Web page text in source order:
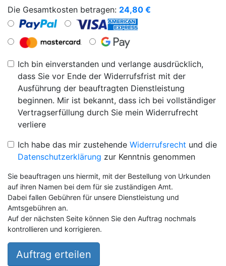
Die Gesamtkosten betragen: 24,80 €
Ich bin einverstanden und verlange ausdrücklich,
dass Sie vor Ende der Widerrufsfrist mit der
Ausführung der beauftragten Dienstleistung
beginnen. Mir ist bekannt, dass ich bei vollständiger
Vertragserfüllung durch Sie mein Widerrufrecht
verliere
Ich habe das mir zustehende Widerrufsrecht und die
Datenschutzerklärung zur Kenntnis genommen
Sie beauftragen uns hiermit, mit der Bestellung von Urkunden
auf ihren Namen bei dem für sie zuständigen Amt.
Dabei fallen Gebühren für unsere Dienstleistung und
Amtsgebühren an.
Auf der nächsten Seite können Sie den Auftrag nochmals
kontrollieren und korrigieren.
Auftrag erteilen